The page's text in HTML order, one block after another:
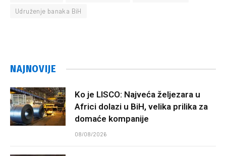
Udruženje banaka BiH
NAJNOVIJE
Ko je LISCO: Najveća željezara u
Africi dolazi u BiH, velika prilika za
domaće kompanije
08/08/2026